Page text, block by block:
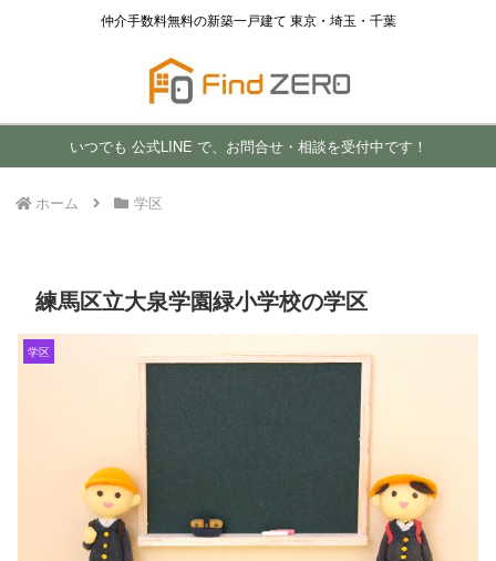
仲介手数料無料の新築一戸建て 東京・埼玉・千葉
いつでも 公式LINE で、お問合せ・相談を受付中です！
ホーム 学区
練馬区立大泉学園緑小学校の学区
学区